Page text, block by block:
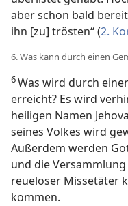
aber schon bald
ihn [zu] trösten“ (2.
6. Was kann durch einen
6Was wird durch
erreicht? Es wird
heiligen Namen
seines Volkes wird
Außerdem werden
und die
reueloser Missetäter
kommen.